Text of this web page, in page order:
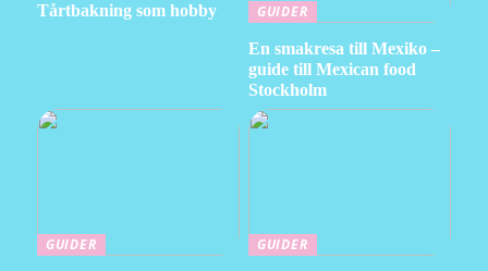
Tårtbakning som hobby GUIDER
En smakresa till Mexiko –
guide till Mexican food
Stockholm
GUIDER GUIDER